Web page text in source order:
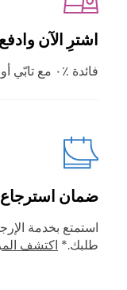
اشترِ الآن
فائدة ٪٠ مع تابّي أو تمارا. اكتشف المزيد
ضمان استرجاع
طلبك.* اكتشف